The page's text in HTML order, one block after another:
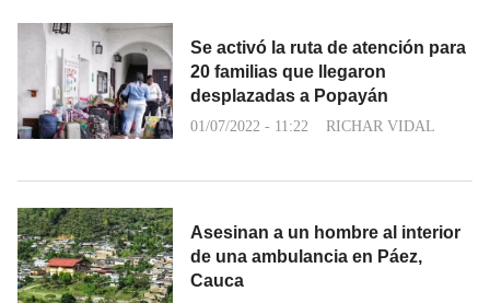
Se activó la ruta de atención para
20 familias que llegaron
desplazadas a Popayán
01/07/2022 - 11:22 RICHAR VIDAL
Asesinan a un hombre al interior
de una ambulancia en Páez,
Cauca